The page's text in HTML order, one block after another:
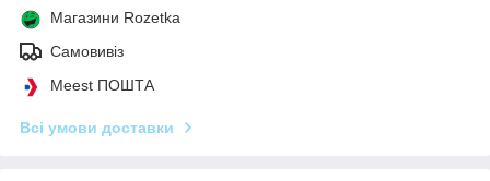
Магазини Rozetka
Самовивіз
Meest ПОШТА
Всі умови доставки